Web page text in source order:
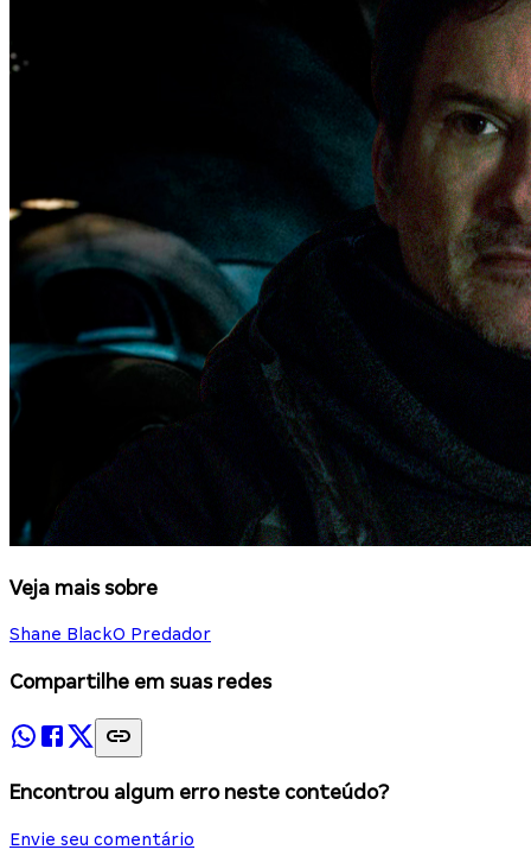
Veja mais sobre
Shane BlackO Predador
Compartilhe em suas redes
Encontrou algum erro neste conteúdo?
Envie seu comentário